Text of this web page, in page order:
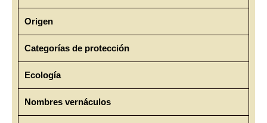
Origen
Categorías de protección
Ecología
Nombres vernáculos